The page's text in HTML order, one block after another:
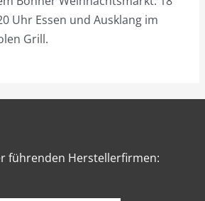
Uhr Essen und Ausklang im
Grill.
führenden Herstellerfirmen: